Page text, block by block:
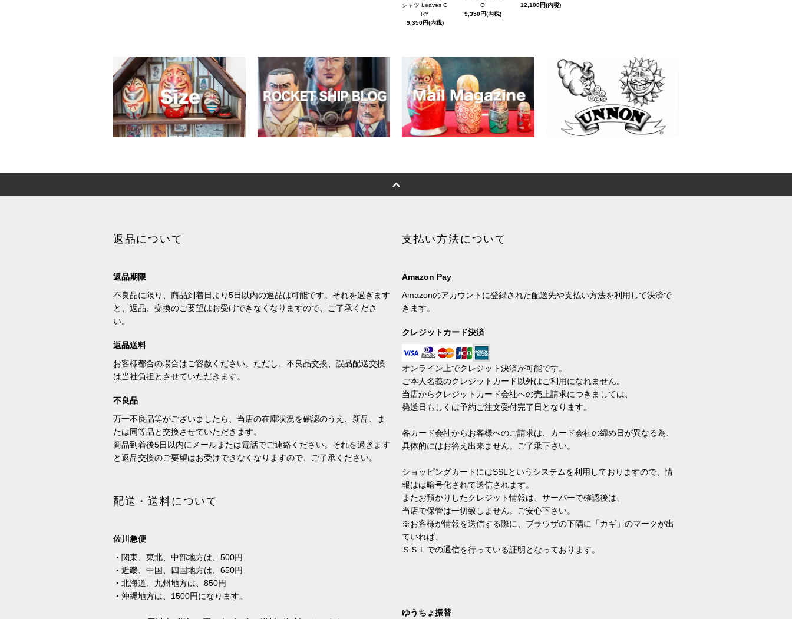
シャツ Leaves G
RY
9,350円(内税)
O
9,350円(内税)
12,100円(内税)
返品について
返品期限
不良品に限り、商品到着日より5日以内の返品は可能です。それを過ぎます
と、返品、交換のご要望はお受けできなくなりますので、ご了承くださ
い。
返品送料
お客様都合の場合はご容赦ください。ただし、不良品交換、誤品配送交換
は当社負担とさせていただきます。
不良品
万一不良品等がございましたら、当店の在庫状況を確認のうえ、新品、ま
たは同等品と交換させていただきます。
商品到着後5日以内にメールまたは電話でご連絡ください。それを過ぎます
と返品交換のご要望はお受けできなくなりますので、ご了承ください。
支払い方法について
Amazon Pay
Amazonのアカウントに登録された配送先や支払い方法を利用して決済で
きます。
クレジットカード決済
オンライン上でクレジット決済が可能です。
ご本人名義のクレジットカード以外はご利用になれません。
当店からクレジットカード会社への売上請求につきましては、
発送日もしくは予約ご注文受付完了日となります。
各カード会社からお客様へのご請求は、カード会社の締め日が異なる為、
具体的にはお答え出来ません。ご了承下さい。
ショッピングカートにはSSLというシステムを利用しておりますので、情
報はは暗号化されて送信されます。
またお預かりしたクレジット情報は、サーバーで確認後は、
当店で保管は一切致しません。ご安心下さい。
※お客様が情報を送信する際に、ブラウザの下隅に「カギ」のマークが出
ていれば、
ＳＳＬでの通信を行っている証明となっております。
ゆうちょ振替
配送・送料について
佐川急便
・関東、東北、中部地方は、500円
・近畿、中国、四国地方は、650円
・北海道、九州地方は、850円
・沖縄地方は、1500円になります。